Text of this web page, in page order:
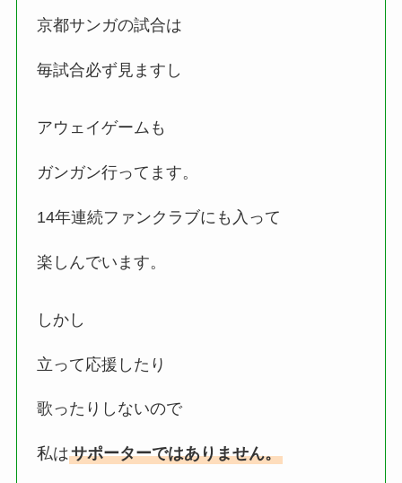
京都サンガの試合は
毎試合必ず見ますし
アウェイゲームも
ガンガン行ってます。
14年連続ファンクラブにも入って
楽しんでいます。
しかし
立って応援したり
歌ったりしないので
私はサポーターではありません。